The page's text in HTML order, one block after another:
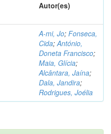
Autor(es)
A-mi, Jo; Fonseca,
Cida;António,
Doneta Francisco;
Maia, Glícia;
Alcântara, Jaína;
Dala, Jandira;
Rodrigues, Joélia